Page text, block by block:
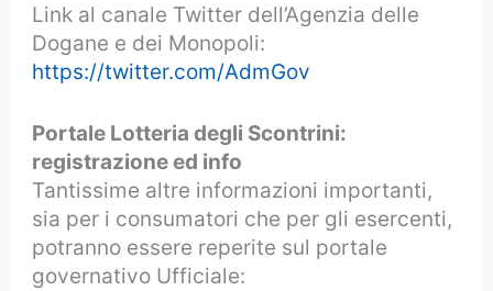
Link al canale Twitter dell’Agenzia delle
Dogane e dei Monopoli:
https://twitter.com/AdmGov
Portale Lotteria degli Scontrini:
registrazione ed info
Tantissime altre informazioni importanti,
sia per i consumatori che per gli esercenti,
potranno essere reperite sul portale
governativo Ufficiale: